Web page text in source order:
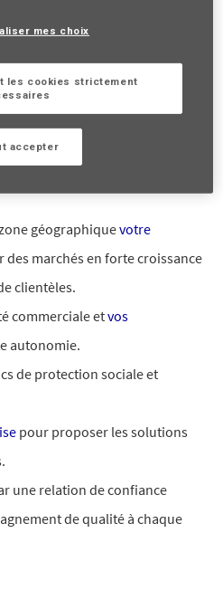
pour le progrès humain en
accompagnant vosclientsdans
de leur vie.
par un réseau d'assurance
géographiquevotre
des marchés en forte croissance
clientèles.
commerciale etvos
autonomie.
de protection sociale et
pour proposer les solutions
une relation de confiance
de qualité à chaque
mes choix
les cookies strictement
accepter